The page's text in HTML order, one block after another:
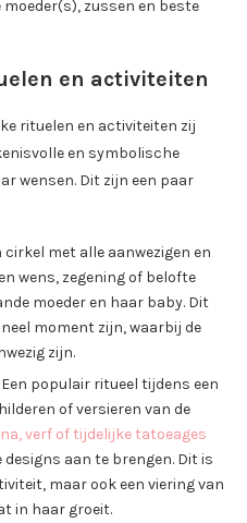
moeder(s), zussen en beste
en activiteiten
rituelen en activiteiten zij
en symbolische
wensen. Dit zijn een paar
cirkel met alle aanwezigen en
wens, zegening of belofte
moeder en haar baby. Dit
moment zijn, waarbij de
zijn.
Een populair ritueel tijdens een
of versieren van de
verf of tijdelijke tatoeages
aan te brengen. Dit is
maar ook een viering van
in haar groeit.